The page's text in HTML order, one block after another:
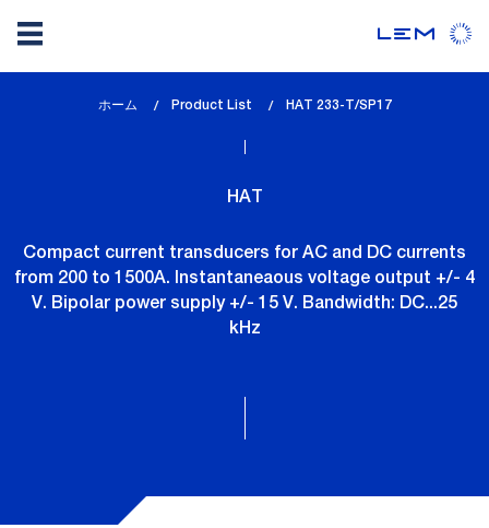
ツ
ホーム Product List
lem_current_page
HAT 233-T/SP17
HAT
Compact current transducers for AC and DC currents
from 200 to 1500A. Instantaneaous voltage output +/- 4
V. Bipolar power supply +/- 15 V. Bandwidth: DC...25
kHz